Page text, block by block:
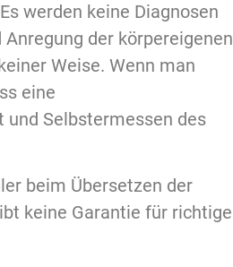
werden keine Diagnosen
der körpereigenen
Weise. Wenn man
eine
Selbstermessen des
beim Übersetzen der
keine Garantie für richtige